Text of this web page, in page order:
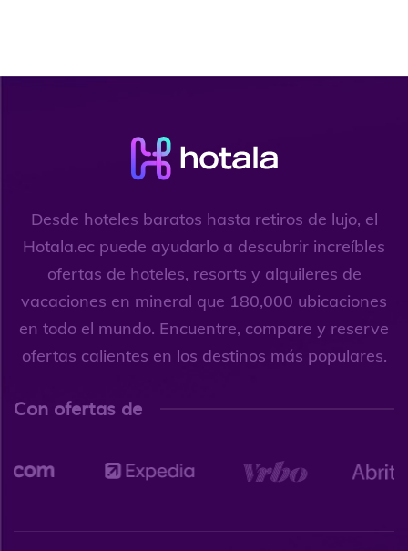
Desde hoteles baratos hasta retiros de lujo, el
Hotala.ec puede ayudarlo a descubrir increíbles
ofertas de hoteles, resorts y alquileres de
vacaciones en mineral que 180,000 ubicaciones
en todo el mundo. Encuentre, compare y reserve
ofertas calientes en los destinos más populares.
Con ofertas de